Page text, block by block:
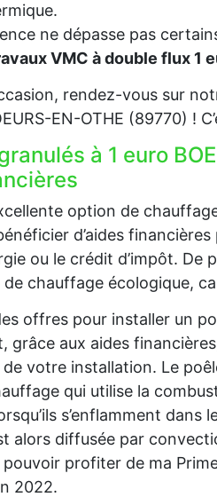
ne dépasse pas
VMC à double flux 1
rendez-vous sur
EN-OTHE (89770) !
à 1 euro
option de
d’aides
ou le crédit d’impôt. De
chauffage écologique,
offres pour installer un
grâce aux aides
votre installation. Le
qui utilise la
s’enflamment dans
alors diffusée par
profiter de ma
2022.